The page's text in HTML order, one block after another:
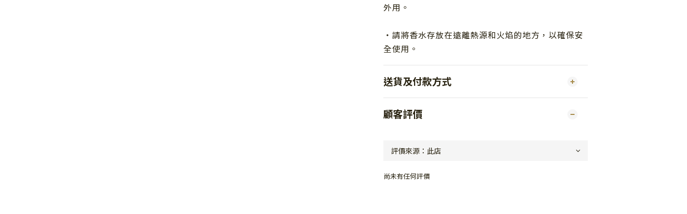
外用。
・請將香水存放在遠離熱源和火焰的地方，以確保安
全使用。
送貨及付款方式
顧客評價
尚未有任何評價